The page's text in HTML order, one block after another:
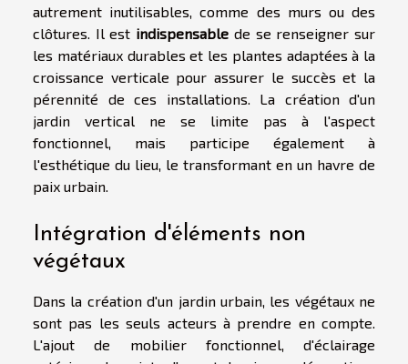
autrement inutilisables, comme des murs ou des
clôtures. Il est indispensable de se renseigner sur
les matériaux durables et les plantes adaptées à la
croissance verticale pour assurer le succès et la
pérennité de ces installations. La création d'un
jardin vertical ne se limite pas à l'aspect
fonctionnel, mais participe également à
l'esthétique du lieu, le transformant en un havre de
paix urbain.
Intégration d'éléments non
végétaux
Dans la création d'un jardin urbain, les végétaux ne
sont pas les seuls acteurs à prendre en compte.
L'ajout de mobilier fonctionnel, d'éclairage